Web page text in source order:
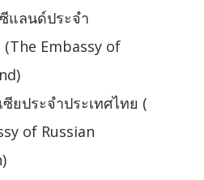
แลนด์ประจำ
(The Embassy of
ยประจำประเทศไทย (
of Russian